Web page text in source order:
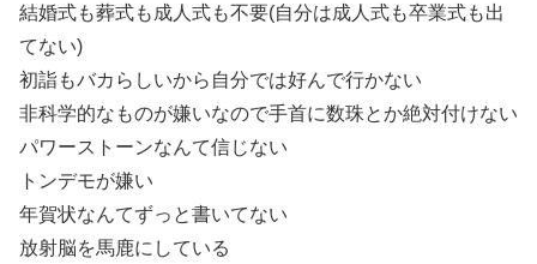
結婚式も葬式も成人式も不要(自分は成人式も卒業式も出
てない)
初詣もバカらしいから自分では好んで行かない
非科学的なものが嫌いなので手首に数珠とか絶対付けない
パワーストーンなんて信じない
トンデモが嫌い
年賀状なんてずっと書いてない
放射脳を馬鹿にしている